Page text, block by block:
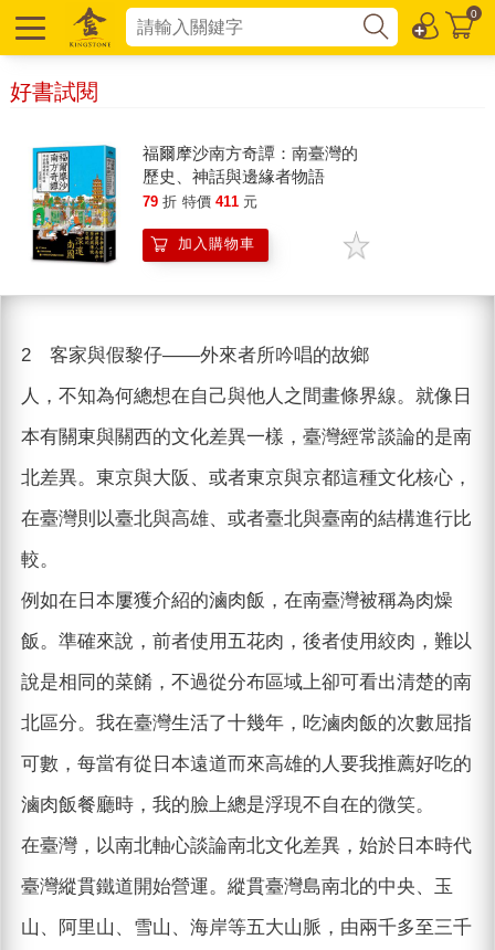
0
好書試閱
福爾摩沙南方奇譚：南臺灣的
歷史、神話與邊緣者物語
79 折 特價 411 元
加入購物車
2 客家與假黎仔——外來者所吟唱的故鄉
人，不知為何總想在自己與他人之間畫條界線。就像日
本有關東與關西的文化差異一樣，臺灣經常談論的是南
北差異。東京與大阪、或者東京與京都這種文化核心，
在臺灣則以臺北與高雄、或者臺北與臺南的結構進行比
較。
例如在日本屢獲介紹的滷肉飯，在南臺灣被稱為肉燥
飯。準確來說，前者使用五花肉，後者使用絞肉，難以
說是相同的菜餚，不過從分布區域上卻可看出清楚的南
北區分。我在臺灣生活了十幾年，吃滷肉飯的次數屈指
可數，每當有從日本遠道而來高雄的人要我推薦好吃的
滷肉飯餐廳時，我的臉上總是浮現不自在的微笑。
在臺灣，以南北軸心談論南北文化差異，始於日本時代
臺灣縱貫鐵道開始營運。縱貫臺灣島南北的中央、玉
山、阿里山、雪山、海岸等五大山脈，由兩千多至三千